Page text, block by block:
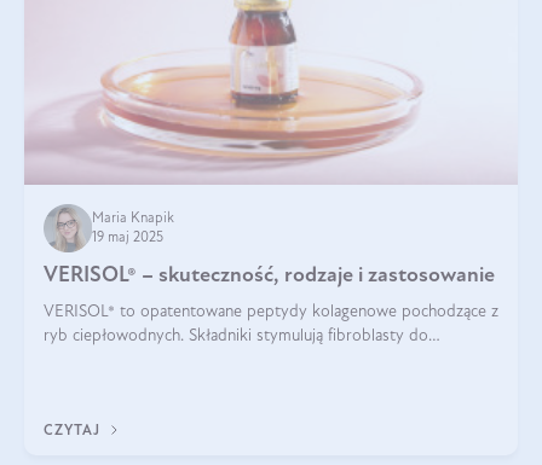
Maria Knapik
19 maj 2025
VERISOL® – skuteczność, rodzaje i zastosowanie
VERISOL® to opatentowane peptydy kolagenowe pochodzące z
ryb ciepłowodnych. Składniki stymulują fibroblasty do
CZYTAJ